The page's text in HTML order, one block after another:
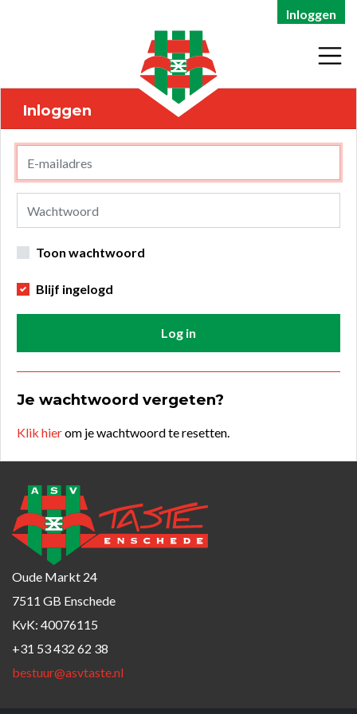
Inloggen
Inloggen
Toon wachtwoord
Blijf ingelogd
Log in
Je wachtwoord vergeten?
Klik hierom je wachtwoord te resetten.
Oude Markt 24
7511 GB Enschede
KvK: 40076115
+31 53 432 62 38
bestuur@asvtaste.nl